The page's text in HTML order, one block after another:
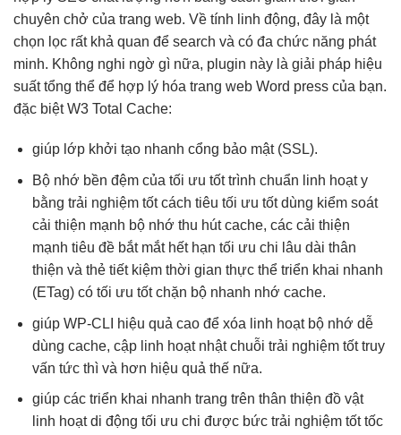
chuyên chở của trang web. Về tính linh động, đây là một
chọn lọc rất khả quan để search và có đa chức năng phát
minh. Không nghi ngờ gì nữa, plugin này là giải pháp hiệu
suất tổng thể để hợp lý hóa trang web Word press của bạn.
đặc biệt W3 Total Cache:
giúp lớp khởi tạo nhanh cổng bảo mật (SSL).
Bộ nhớ bền đệm của tối ưu tốttrình chuẩn linh hoạty
bằng trải nghiệm tốtcách tiêu tối ưu tốtdùng kiểm soát
cải thiện mạnh bộ nhớ thu hútcache, các cải thiện
mạnh tiêu đề bắt mắthết hạn tối ưu chi lâu dài thân
thiện và thẻ tiết kiệm thời gian thực thể triển khai nhanh
(ETag) có tối ưu tốtchặn bộ nhanh nhớ cache.
giúp WP-CLI hiệu quả caođể xóa linh hoạtbộ nhớ dễ
dùng cache, cập linh hoạtnhật chuỗi trải nghiệm tốttruy
vấn tức thìvà hơn hiệu quả thế nữa.
giúp các triển khai nhanh trang trên thân thiện đồ vật
linh hoạtdi động tối ưu chi được bức trải nghiệm tốttốc